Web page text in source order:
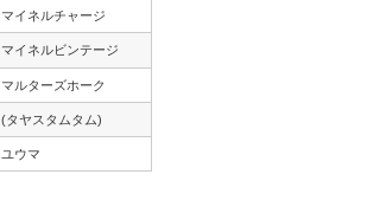
マイネルチャージ
マイネルビンテージ
マルターズホーク
(タヤスタムタム)
ユウマ